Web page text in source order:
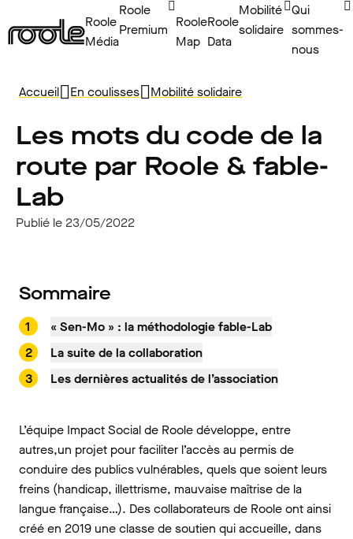
Roole
Média
Roole
Premium Roole
Map
Roole
Data
Mobilité
solidaire
Qui
sommes-
nous
Accueil En coulisses Mobilité solidaire
Les mots du code de la
route par Roole & fable-
Lab
Publié le 23/05/2022
Sommaire
« Sen-Mo » : la méthodologie fable-Lab
La suite de la collaboration
Les dernières actualités de l’association
L’équipe Impact Social de Roole développe, entre
autres,un projet pour faciliter l’accès au permis de
conduire des publics vulnérables, quels que soient leurs
freins (handicap, illettrisme, mauvaise maîtrise de la
langue française…). Des collaborateurs de Roole ont ainsi
créé en 2019 une classe de soutien qui accueille, dans